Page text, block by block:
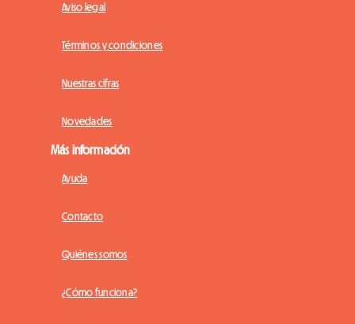
Aviso legal
Términos y condiciones
Nuestras cifras
Novedades
Más información
Ayuda
Contacto
Quiénes somos
¿Cómo funciona?